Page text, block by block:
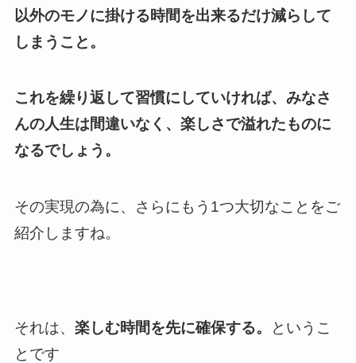
以外のモノに掛ける時間を出来るだけ減らして
しまうこと。
これを繰り返して習慣にしていければ、みなさ
んの人生は間違いなく、楽しさで溢れたものに
なるでしょう。
その実現の為に、さらにもう1つ大切なことをご
紹介しますね。
それは、 楽しむ時間を先に確保する。
というこ
とです